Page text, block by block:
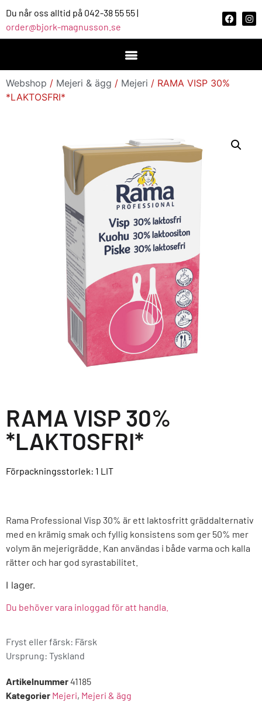
Du når oss alltid på 042-38 55 55 |
order@bjork-magnusson.se
Webshop / Mejeri & ägg / Mejeri / RAMA VISP 30%
*LAKTOSFRI*
RAMA VISP 30%
*LAKTOSFRI*
Förpackningsstorlek: 1 LIT
Rama Professional Visp 30% är ett laktosfritt gräddalternativ
med en krämig smak och fyllig konsistens som ger 50% mer
volym än mejerigrädde. Kan användas i både varma och kalla
rätter och har god syrastabilitet.
I lager.
Du behöver vara inloggad för att handla.
Fryst eller färsk: Färsk
Ursprung: Tyskland
Artikelnummer41185
Kategorier Mejeri, Mejeri & ägg